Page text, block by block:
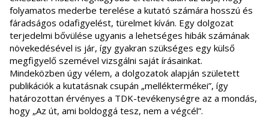
folyamatos mederbe terelése a kutató számára hosszú és
fáradságos odafigyelést, türelmet kíván. Egy dolgozat
terjedelmi bővülése ugyanis a lehetséges hibák számának
növekedésével is jár, így gyakran szükséges egy külső
megfigyelő szemével vizsgálni saját írásainkat.
Mindeközben úgy vélem, a dolgozatok alapján született
publikációk a kutatásnak csupán „melléktermékei”, így
határozottan érvényes a TDK-tevékenységre az a mondás,
hogy „Az út, ami boldoggá tesz, nem a végcél”.